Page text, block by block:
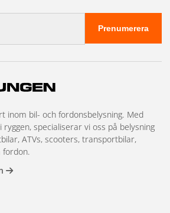
Prenumerera
inom bil- och fordonsbelysning. Med
specialiserar vi oss på belysning
ATVs, scooters, transportbilar,
fordon.